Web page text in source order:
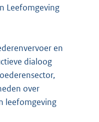
Leefomgeving
en
dialoog
over
leefomgeving